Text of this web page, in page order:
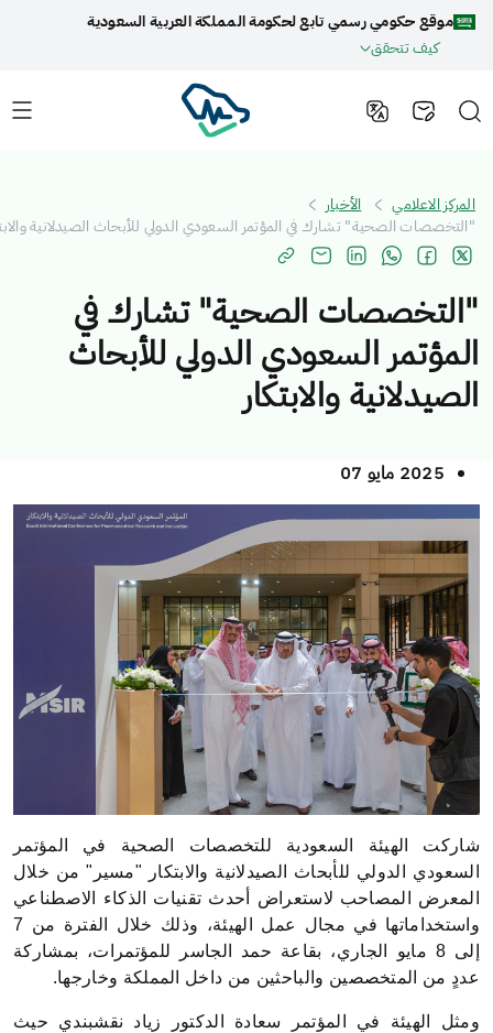
موقع حكومي رسمي تابع لحكومة المملكة العربية السعودية
كيف تتحقق
المركز الاعلامي
الأخبار
"التخصصات الصحية" تشارك في المؤتمر السعودي الدولي للأبحاث الصيدلانية والابتكار
الصحية" تشارك في
السعودي الدولي للأبحاث
والابتكار
2025 مايو 07
الهيئة السعودية للتخصصات الصحية في المؤتمر
الدولي للأبحاث الصيدلانية والابتكار "مسير" من خلال
المصاحب لاستعراض أحدث تقنيات الذكاء الاصطناعي
واستخداماتها في مجال عمل الهيئة، وذلك خلال الفترة من 7
إلى 8 مايو الجاري، بقاعة حمد الجاسر للمؤتمرات، بمشاركة
من المتخصصين والباحثين من داخل المملكة وخارجها.
الهيئة في المؤتمر سعادة الدكتور زياد نقشبندي حيث